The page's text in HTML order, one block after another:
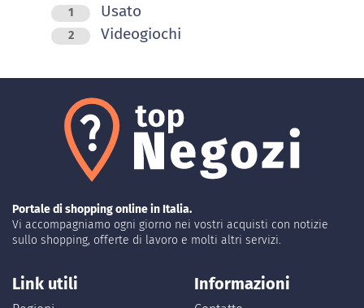
1 Usato
2 Videogiochi
Portale di shopping online in Italia.
Vi accompagniamo ogni giorno nei vostri acquisti con notizie
sullo shopping, offerte di lavoro e molti altri servizi.
Link utili Informazioni